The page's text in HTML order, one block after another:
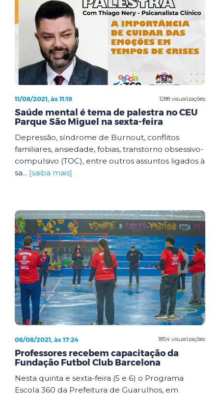
1288 visualizações
11/08/2021, às 11:19
Saúde mental é tema de palestra no CEU
Parque São Miguel na sexta-feira
Depressão, síndrome de Burnout, conflitos
familiares, ansiedade, fobias, transtorno obsessivo-
compulsivo (TOC), entre outros assuntos ligados à
sa... [saiba mais]
1854 visualizações
06/08/2021, às 17:24
Professores recebem capacitação da
Fundação Futbol Club Barcelona
Nesta quinta e sexta-feira (5 e 6) o Programa
Escola 360 da Prefeitura de Guarulhos, em